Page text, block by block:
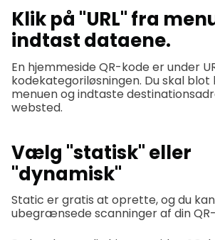
Klik på "URL" fra
indtast dataene.
En hjemmeside QR-kode er under
kodekategoriløsningen. Du skal blot
menuen og indtaste
websted.
Vælg "statisk" eller
"dynamisk"
Static er gratis at oprette, og du
ubegrænsede scanninger af din